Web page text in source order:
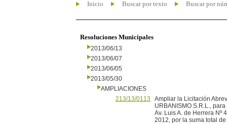
Inicio Buscar por texto Buscar por
Resoluciones Municipales
2013/06/13
2013/06/07
2013/06/05
2013/05/30
AMPLIACIONES
213/13/0113
Ampliar la Licitación
URBANISMO S.R.L.,
Av. Luis A. de Herrera Nº
2012, por la suma total